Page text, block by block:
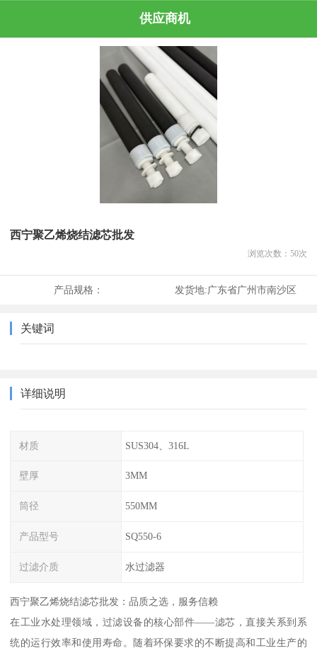
供应商机
西宁聚乙烯烧结滤芯批发
浏览次数： 50次
产品规格： 发货地:广东省广州市南沙区
关键词
详细说明
材质 SUS304、316L
壁厚 3MM
筒径 550MM
产品型号 SQ550-6
过滤介质 水过滤器
西宁聚乙烯烧结滤芯批发：品质之选，服务信赖
在工业水处理领域，过滤设备的核心部件——滤芯，直接关系到系
统的运行效率和使用寿命。随着环保要求的不断提高和工业生产的